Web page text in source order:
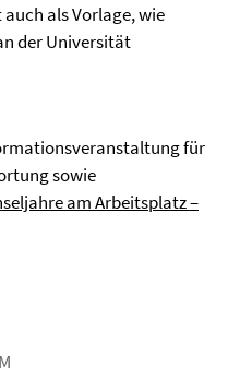
als Vorlage, wie
der Universität
für
sowie
am Arbeitsplatz –